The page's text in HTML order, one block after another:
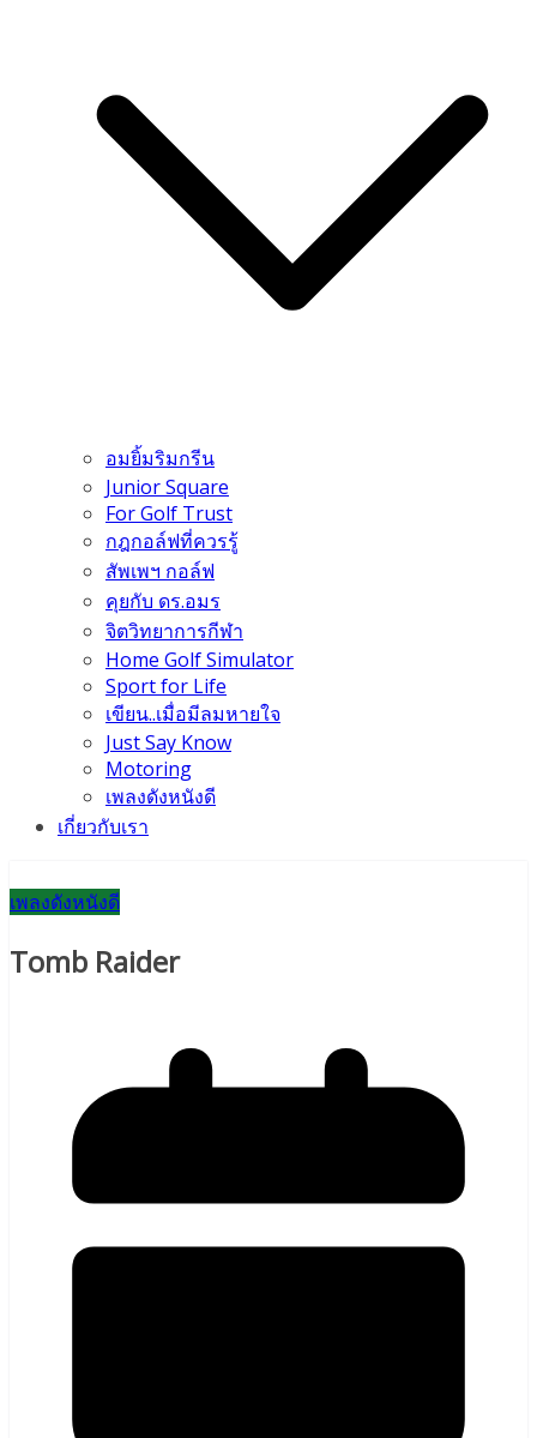
อมยิ้มริมกรีน
Junior Square
For Golf Trust
กฎกอล์ฟที่ควรรู้
สัพเพฯ กอล์ฟ
คุยกับ ดร.อมร
จิตวิทยาการกีฬา
Home Golf Simulator
Sport for Life
เขียน..เมื่อมีลมหายใจ
Just Say Know
Motoring
เพลงดังหนังดี
เกี่ยวกับเรา
เพลงดังหนังดี
Tomb Raider